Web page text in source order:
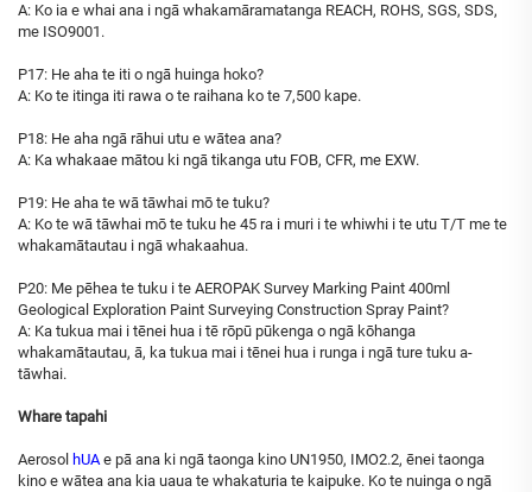
A: Ko ia e whai ana i ngā whakamāramatanga REACH, ROHS, SGS, SDS,
me ISO9001.
P17: He aha te iti o ngā huinga hoko?
A: Ko te itinga iti rawa o te raihana ko te 7,500 kape.
P18: He aha ngā rāhui utu e wātea ana?
A: Ka whakaae mātou ki ngā tikanga utu FOB, CFR, me EXW.
P19: He aha te wā tāwhai mō te tuku?
A: Ko te wā tāwhai mō te tuku he 45 ra i muri i te whiwhi i te utu T/T me te
whakamātautau i ngā whakaahua.
P20: Me pēhea te tuku i te AEROPAK Survey Marking Paint 400ml
Geological Exploration Paint Surveying Construction Spray Paint?
A: Ka tukua mai i tēnei hua i tē rōpū pūkenga o ngā kōhanga
whakamātautau, ā, ka tukua mai i tēnei hua i runga i ngā ture tuku a-
tāwhai.
Whare tapahi
Aerosol hUAe pā ana ki ngā taonga kino UN1950, IMO2.2, ēnei taonga
kino e wātea ana kia uaua te whakaturia te kaipuke. Ko te nuinga o ngā